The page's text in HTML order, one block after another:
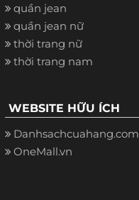
quần jean
quần jean nữ
thời trang nữ
thời trang nam
WEBSITE HỮU ÍCH
Danhsachcuahang.com
OneMall.vn